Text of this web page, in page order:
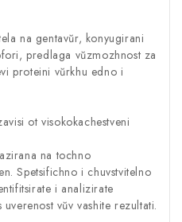
na gentavŭr, konyugirani
predlaga vŭzmozhnost za
proteini vŭrkhu edno i
ot visokokachestveni
na tochno
Spetsifichno i chuvstvitelno
i analizirate
vŭv vashite rezultati.